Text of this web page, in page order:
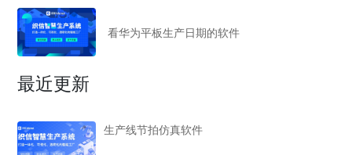
看华为平板生产日期的软件
最近更新
生产线节拍仿真软件